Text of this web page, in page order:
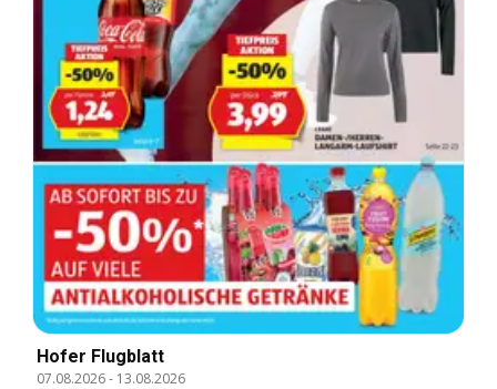
Hofer Flugblatt
07.08.2026- 13.08.2026